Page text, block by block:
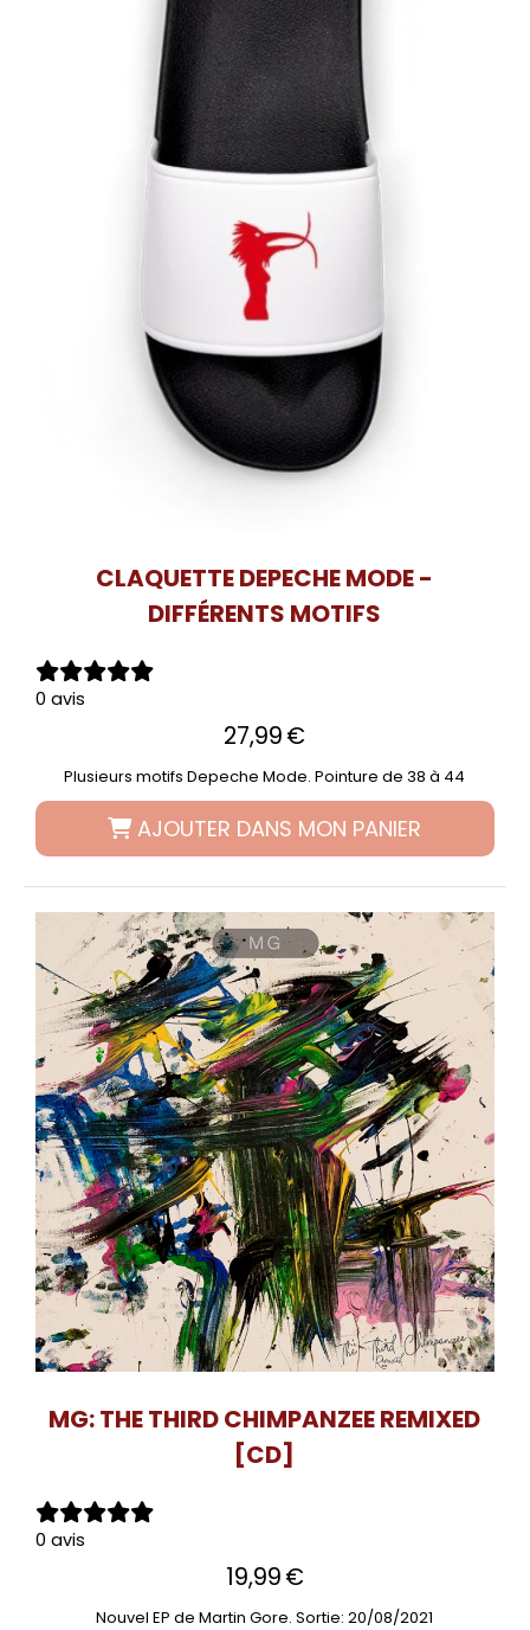
CLAQUETTE DEPECHE MODE -
DIFFÉRENTS MOTIFS
0 avis
27,99€
Plusieurs motifs Depeche Mode. Pointure de 38 à 44
AJOUTER DANS MON PANIER
MG: THE THIRD CHIMPANZEE REMIXED
[CD]
0 avis
19,99€
Nouvel EP de Martin Gore. Sortie: 20/08/2021